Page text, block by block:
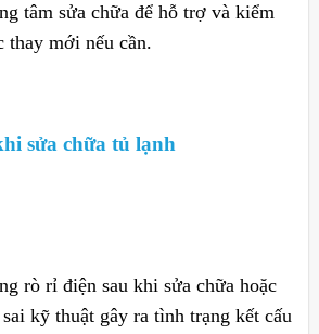
tâm sửa chữa để hỗ trợ và kiểm
thay mới nếu cần.
sửa chữa tủ lạnh
rò rỉ điện sau khi sửa chữa hoặc
kỹ thuật gây ra tình trạng kết cấu